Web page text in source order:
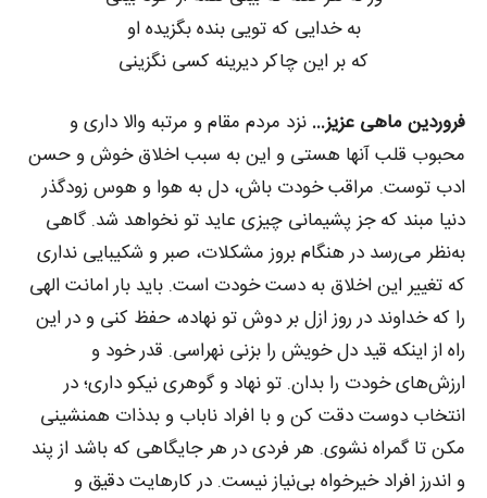
به خدایی که تویی بنده بگزیده او
که بر این چاکر دیرینه کسی نگزینی
فروردین ماهی عزیز… نزد مردم مقام و مرتبه والا داری و
محبوب قلب آنها هستی و این به سبب اخلاق خوش و حسن
ادب توست. مراقب خودت باش، دل به هوا و هوس زودگذر
دنیا مبند که جز پشیمانی چیزی عاید تو نخواهد شد. گاهی
به‌نظر می‌رسد در هنگام بروز مشکلات، صبر و شکیبایی نداری
که تغییر این اخلاق به دست خودت است. باید بار امانت الهی
را که خداوند در روز ازل بر دوش تو نهاده، حفظ کنی و در این
راه از اینکه قید دل خویش را بزنی نهراسی. قدر خود و
ارزش‌های خودت را بدان. تو نهاد و گوهری نیکو داری؛ در
انتخاب دوست دقت کن و با افراد ناباب و بدذات همنشینی
مکن تا گمراه نشوی. هر فردی در هر جایگاهی که باشد از پند
و اندرز افراد خیرخواه بی‌نیاز نیست. در کارهایت دقیق و